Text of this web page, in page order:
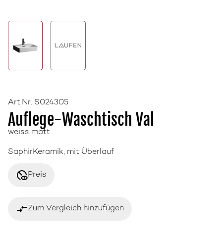
Art.Nr. S024305
Auflege-Waschtisch Val
weiss matt
SaphirKeramik, mit Überlauf
disabled_visiblePreis
compare_arrowsZum Vergleich hinzufügen